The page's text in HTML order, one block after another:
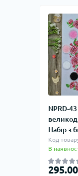
NPRD-
Набір з
Код
В